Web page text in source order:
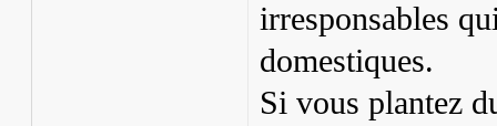
irresponsables
domestiques.
Si vous plantez